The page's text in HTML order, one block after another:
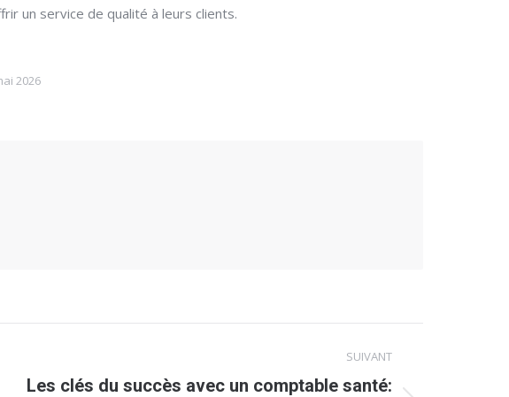
un service de qualité à leurs clients.
2026
SUIVANT
Les clés du succès avec un comptable santé: